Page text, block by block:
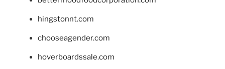
hingstonnt.com
chooseagender.com
hoverboardssale.com